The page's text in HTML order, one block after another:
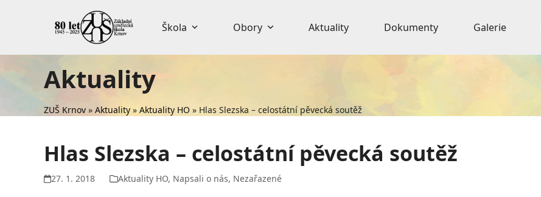
Škola Obory Aktuality Dokumenty Galerie
Aktuality
ZUŠ Krnov » Aktuality » Aktuality HO » Hlas Slezska – celostátní pěvecká soutěž
Hlas Slezska – celostátní pěvecká soutěž
27. 1. 2018 Aktuality HO, Napsali o nás, Nezařazené